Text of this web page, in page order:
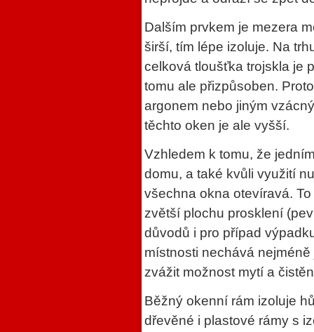
Dalším prvkem je mezera
širší, tím lépe izoluje. Na
celková tloušťka trojskla je
tomu ale přizpůsoben.
argonem nebo jiným
těchto oken je ale vyšší.
Vzhledem k tomu, že
domu, a také kvůli využití
všechna okna otevíravá.
zvětší plochu prosklení
důvodů i pro případ
místnosti nechává
zvážit možnost mytí a
Běžný okenní rám izoluje
dřevěné i plastové rámy s